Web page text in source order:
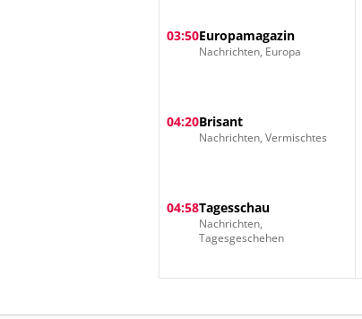
03:50Europamagazin
Nachrichten, Europa
04:20Brisant
Nachrichten, Vermischtes
04:58Tagesschau
Nachrichten,
Tagesgeschehen